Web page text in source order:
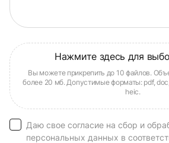
Даю свое согласие на сбор и
персональных данных в